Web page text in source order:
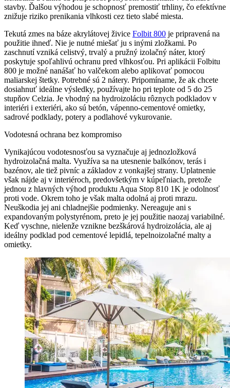
stavby. Ďalšou výhodou je schopnosť premostiť trhliny, čo efektívne
znižuje riziko prenikania vlhkosti cez tieto slabé miesta.
Tekutá zmes na báze akrylátovej živice Folbit 800 je pripravená na
použitie ihneď. Nie je nutné miešať ju s inými zložkami. Po
zaschnutí vzniká celistvý, trvalý a pružný izolačný náter, ktorý
poskytuje spoľahlivú ochranu pred vlhkosťou. Pri aplikácii Folbitu
800 je možné nanášať ho valčekom alebo aplikovať pomocou
maliarskej štetky. Potrebné sú 2 nátery. Pripomíname, že ak chcete
dosiahnuť ideálne výsledky, používajte ho pri teplote od 5 do 25
stupňov Celzia. Je vhodný na hydroizoláciu rôznych podkladov v
interiéri i exteriéri, ako sú betón, vápenno-cementové omietky,
sadrové podklady, potery a podlahové vykurovanie.
Vodotesná ochrana bez kompromiso
Vynikajúcou vodotesnosťou sa vyznačuje aj jednozložková
hydroizolačná malta. Využíva sa na utesnenie balkónov, terás i
bazénov, ale tiež pivníc a základov z vonkajšej strany. Uplatnenie
však nájde aj v interiéroch, predovšetkým v kúpeľniach, pretože
jednou z hlavných výhod produktu Aqua Stop 810 1K je odolnosť
proti vode. Okrem toho je však malta odolná aj proti mrazu.
Neuškodia jej ani chladnejšie podmienky. Nereaguje ani s
expandovaným polystyrénom, preto je jej použitie naozaj variabilné.
Keď vyschne, nielenže vznikne bezškárová hydroizolácia, ale aj
ideálny podklad pod cementové lepidlá, tepelnoizolačné malty a
omietky.